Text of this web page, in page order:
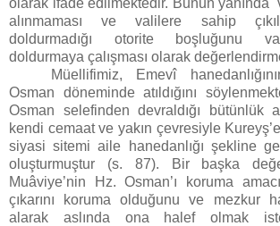
alınmaması ve valilere sahip
doldurmadığı otorite boşluğunu
doldurmaya çalışması olarak
Müellifimiz, Emevî
Osman döneminde atıldığını
Osman selefinden devraldığı bütünlük
kendi cemaat ve yakın çevresiyle
siyasi sitemi aile hanedanlığı şekline
oluşturmuştur (s. 87). Bir başka
Muâviye’nin Hz. Osman’ı koruma
çıkarını koruma olduğunu ve mezkur
alarak aslında ona halef olmak